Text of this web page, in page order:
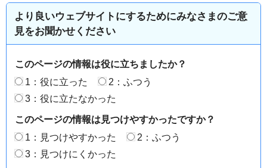
より良いウェブサイトにするためにみなさまのご意
見をお聞かせください
このページの情報は役に立ちましたか？
1：役に立った
2：ふつう
3：役に立たなかった
このページの情報は見つけやすかったですか？
1：見つけやすかった
2：ふつう
3：見つけにくかった